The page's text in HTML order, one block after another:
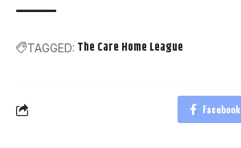
TAGGED: The Care Home League
Facebook